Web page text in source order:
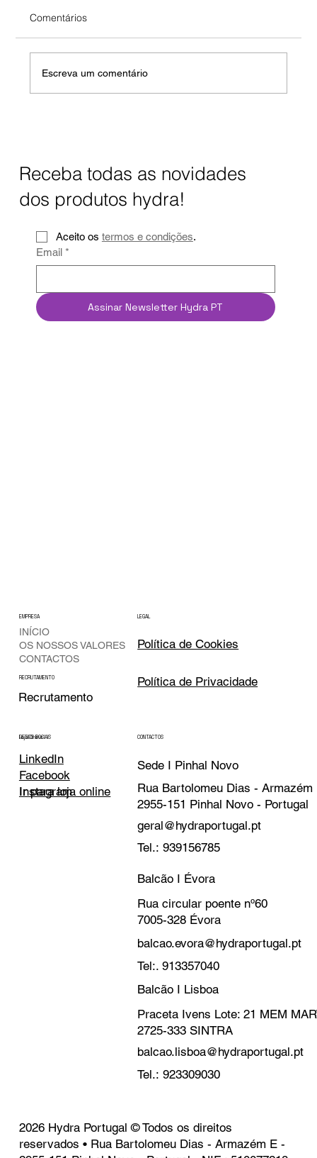
Comentários
Escreva um comentário
Receba todas as novidades
dos produtos hydra!
Aceito os termos e condições.
Email *
Assinar Newsletter Hydra PT
EMPRESA
INÍCIO
OS NOSSOS VALORES
CONTACTOS
RECRUTAMENTO
Recrutamento
LEGAL
Política de Cookies
Política de Privacidade
REDES SOCIAIS
LinkedIn
Facebook
Instagram
Loja Online
Ir para loja online
CONTACTOS
Sede I Pinhal Novo
Rua Bartolomeu Dias - Armazém
2955-151 Pinhal Novo - Portugal
geral@hydraportugal.pt
Tel.: 939156785
Balcão I Évora
Rua circular poente nº60
7005-328 Évora
balcao.evora@hydraportugal.pt
Tel:. 913357040
Balcão I Lisboa
Praceta Ivens Lote: 21 MEM
2725-333 SINTRA
balcao.lisboa@hydraportugal.pt
Tel.: 923309030
2026 Hydra Portugal © Todos os direitos
reservados • Rua Bartolomeu Dias - Armazém E -